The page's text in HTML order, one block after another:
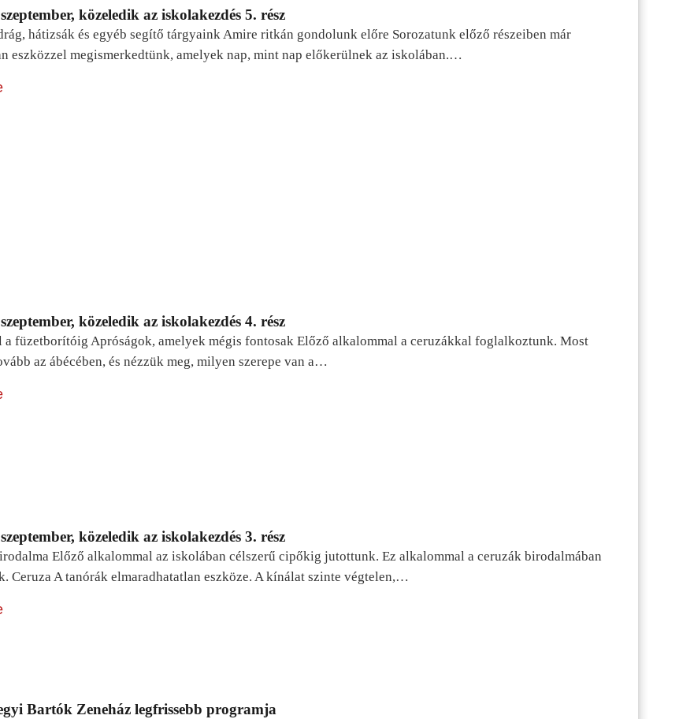
közeledik az iskolakezdés 5. rész
hátizsák és egyéb segítő tárgyaink Amire ritkán gondolunk előre Sorozatunk előző részeiben már
eszközzel megismerkedtünk, amelyek nap, mint nap előkerülnek az iskolában.…
közeledik az iskolakezdés 4. rész
a füzetborítóig Apróságok, amelyek mégis fontosak Előző alkalommal a ceruzákkal foglalkoztunk. Most
az ábécében, és nézzük meg, milyen szerepe van a…
közeledik az iskolakezdés 3. rész
Előző alkalommal az iskolában célszerű cipőkig jutottunk. Ez alkalommal a ceruzák birodalmában
Ceruza A tanórák elmaradhatatlan eszköze. A kínálat szinte végtelen,…
Bartók Zeneház legfrissebb programja